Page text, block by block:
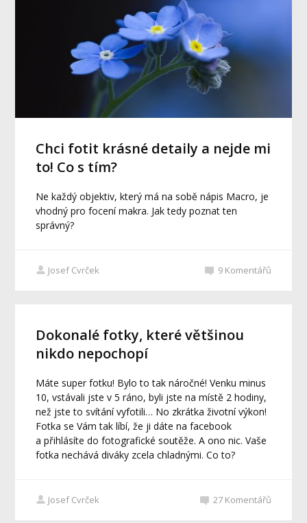
Chci fotit krásné detaily a nejde mi
to! Co s tím?
Ne každý objektiv, který má na sobě nápis Macro, je
vhodný pro focení makra. Jak tedy poznat ten
správný?
Josef Cvrček 9 Komentářů
Dokonalé fotky, které většinou
nikdo nepochopí
Máte super fotku! Bylo to tak náročné! Venku minus
10, vstávali jste v 5 ráno, byli jste na místě 2 hodiny,
než jste to svítání vyfotili… No zkrátka životní výkon!
Fotka se Vám tak líbí, že ji dáte na facebook
a přihlásíte do fotografické soutěže. A ono nic. Vaše
fotka nechává diváky zcela chladnými. Co to?
Josef Cvrček 27 Komentářů